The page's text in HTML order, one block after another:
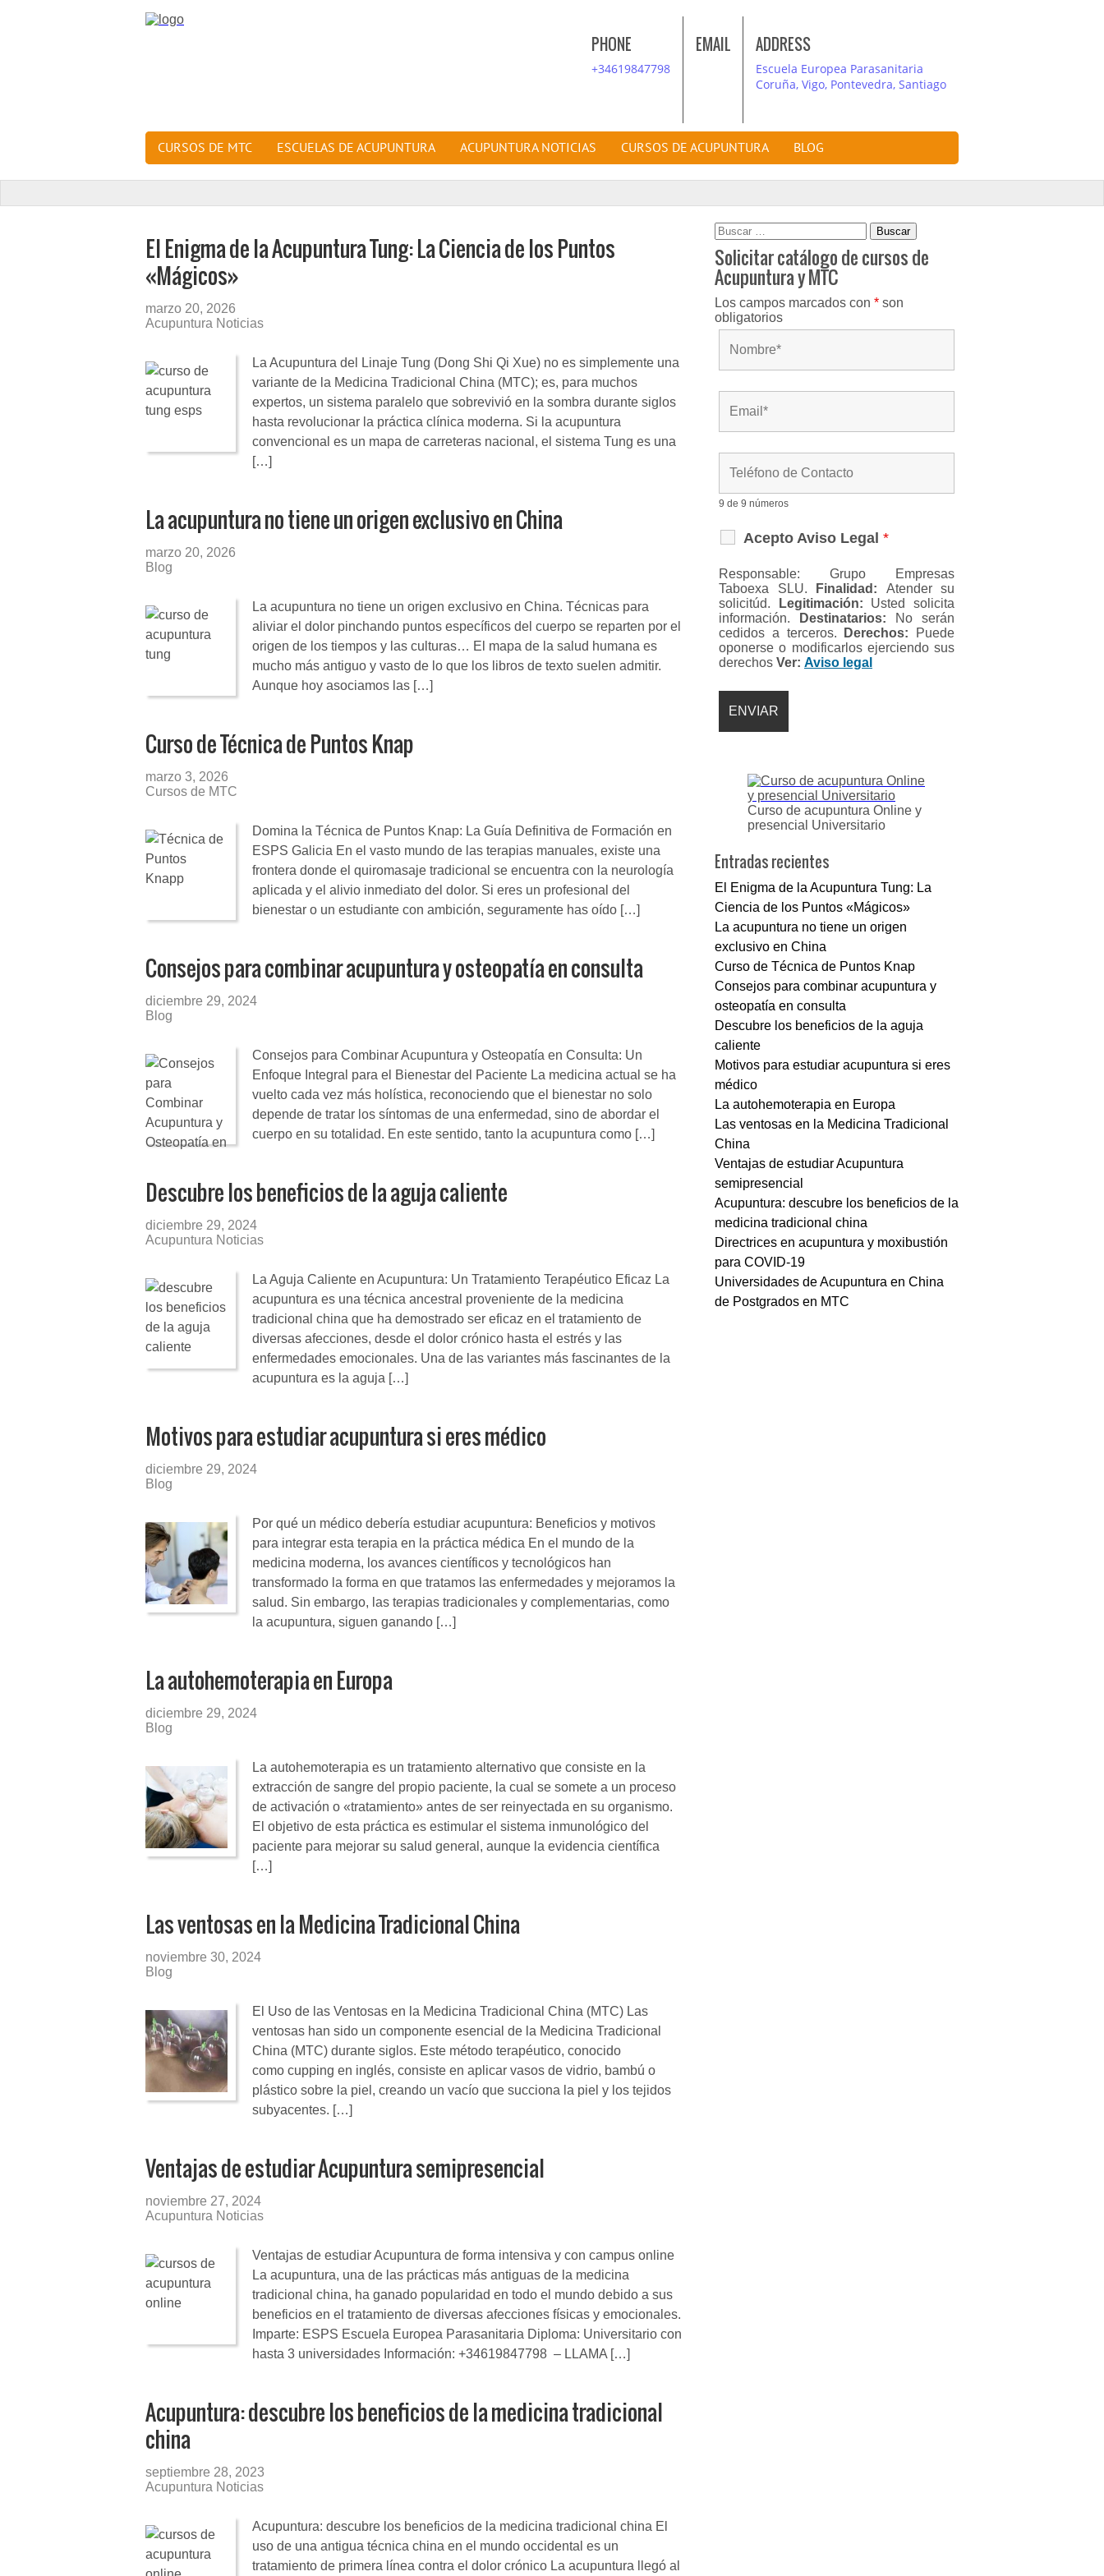
ADDRESS
Escuela Europea Parasanitaria
Coruña, Vigo, Pontevedra, Santiago
EMAIL
PHONE
+34619847798
CURSOS DE MTC ESCUELAS DE ACUPUNTURA ACUPUNTURA NOTICIAS CURSOS DE ACUPUNTURA BLOG
El Enigma de la Acupuntura Tung: La Ciencia de los Puntos
«Mágicos»
marzo 20, 2026
Acupuntura Noticias
La Acupuntura del Linaje Tung (Dong Shi Qi Xue) no es simplemente una
variante de la Medicina Tradicional China (MTC); es, para muchos
expertos, un sistema paralelo que sobrevivió en la sombra durante siglos
hasta revolucionar la práctica clínica moderna. Si la acupuntura
convencional es un mapa de carreteras nacional, el sistema Tung es una
[…]
La acupuntura no tiene un origen exclusivo en China
marzo 20, 2026
Blog
La acupuntura no tiene un origen exclusivo en China. Técnicas para
aliviar el dolor pinchando puntos específicos del cuerpo se reparten por el
origen de los tiempos y las culturas… El mapa de la salud humana es
mucho más antiguo y vasto de lo que los libros de texto suelen admitir.
Aunque hoy asociamos las […]
Curso de Técnica de Puntos Knap
marzo 3, 2026
Cursos de MTC
Domina la Técnica de Puntos Knap: La Guía Definitiva de Formación en
ESPS Galicia En el vasto mundo de las terapias manuales, existe una
frontera donde el quiromasaje tradicional se encuentra con la neurología
aplicada y el alivio inmediato del dolor. Si eres un profesional del
bienestar o un estudiante con ambición, seguramente has oído […]
Consejos para combinar acupuntura y osteopatía en consulta
diciembre 29, 2024
Blog
Consejos para Combinar Acupuntura y Osteopatía en Consulta: Un
Enfoque Integral para el Bienestar del Paciente La medicina actual se ha
vuelto cada vez más holística, reconociendo que el bienestar no solo
depende de tratar los síntomas de una enfermedad, sino de abordar el
cuerpo en su totalidad. En este sentido, tanto la acupuntura como […]
Descubre los beneficios de la aguja caliente
diciembre 29, 2024
Acupuntura Noticias
La Aguja Caliente en Acupuntura: Un Tratamiento Terapéutico Eficaz La
acupuntura es una técnica ancestral proveniente de la medicina
tradicional china que ha demostrado ser eficaz en el tratamiento de
diversas afecciones, desde el dolor crónico hasta el estrés y las
enfermedades emocionales. Una de las variantes más fascinantes de la
acupuntura es la aguja […]
Motivos para estudiar acupuntura si eres médico
diciembre 29, 2024
Blog
Por qué un médico debería estudiar acupuntura: Beneficios y motivos
para integrar esta terapia en la práctica médica En el mundo de la
medicina moderna, los avances científicos y tecnológicos han
transformado la forma en que tratamos las enfermedades y mejoramos la
salud. Sin embargo, las terapias tradicionales y complementarias, como
la acupuntura, siguen ganando […]
La autohemoterapia en Europa
diciembre 29, 2024
Blog
La autohemoterapia es un tratamiento alternativo que consiste en la
extracción de sangre del propio paciente, la cual se somete a un proceso
de activación o «tratamiento» antes de ser reinyectada en su organismo.
El objetivo de esta práctica es estimular el sistema inmunológico del
paciente para mejorar su salud general, aunque la evidencia científica
[…]
Las ventosas en la Medicina Tradicional China
noviembre 30, 2024
Blog
El Uso de las Ventosas en la Medicina Tradicional China (MTC) Las
ventosas han sido un componente esencial de la Medicina Tradicional
China (MTC) durante siglos. Este método terapéutico, conocido
como cupping en inglés, consiste en aplicar vasos de vidrio, bambú o
plástico sobre la piel, creando un vacío que succiona la piel y los tejidos
subyacentes. […]
Ventajas de estudiar Acupuntura semipresencial
noviembre 27, 2024
Acupuntura Noticias
Ventajas de estudiar Acupuntura de forma intensiva y con campus online
La acupuntura, una de las prácticas más antiguas de la medicina
tradicional china, ha ganado popularidad en todo el mundo debido a sus
beneficios en el tratamiento de diversas afecciones físicas y emocionales.
Imparte: ESPS Escuela Europea Parasanitaria Diploma: Universitario con
hasta 3 universidades Información: +34619847798 – LLAMA […]
Acupuntura: descubre los beneficios de la medicina tradicional
china
septiembre 28, 2023
Acupuntura Noticias
Acupuntura: descubre los beneficios de la medicina tradicional china El
uso de una antigua técnica china en el mundo occidental es un
tratamiento de primera línea contra el dolor crónico La acupuntura llegó al
Buscar:
Solicitar catálogo de cursos de
Acupuntura y MTC
Los campos marcados con * son
obligatorios
9 de 9 números
Acepto Aviso Legal *
Responsable: Grupo Empresas
Taboexa SLU.
Finalidad: Atender su
solicitúd.
Legitimación: Usted solicita
información.
Destinatarios: No serán
cedidos a terceros.
Derechos: Puede
oponerse o modificarlos ejerciendo sus
derechos Ver: Aviso legal
Curso de acupuntura Online y
presencial Universitario
Entradas recientes
El Enigma de la Acupuntura Tung: La
Ciencia de los Puntos «Mágicos»
La acupuntura no tiene un origen
exclusivo en China
Curso de Técnica de Puntos Knap
Consejos para combinar acupuntura y
osteopatía en consulta
Descubre los beneficios de la aguja
caliente
Motivos para estudiar acupuntura si eres
médico
La autohemoterapia en Europa
Las ventosas en la Medicina Tradicional
China
Ventajas de estudiar Acupuntura
semipresencial
Acupuntura: descubre los beneficios de la
medicina tradicional china
Directrices en acupuntura y moxibustión
para COVID-19
Universidades de Acupuntura en China
de Postgrados en MTC